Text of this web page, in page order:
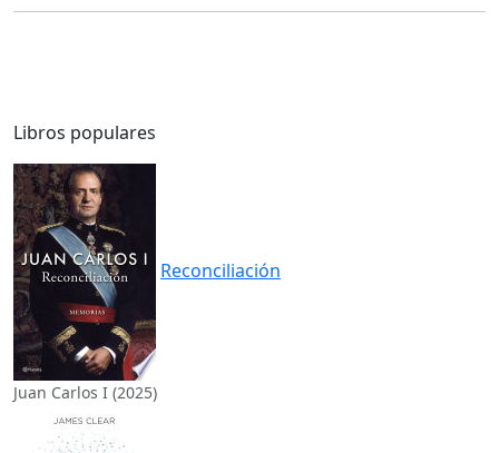
Libros populares
Reconciliación
Juan Carlos I (2025)